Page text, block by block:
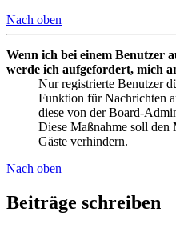
Nach oben
Wenn ich bei einem Benutzer
werde ich aufgefordert, mich
Nur registrierte Benutzer
Funktion für Nachrichten
diese von der Board-
Diese Maßnahme soll den
Gäste verhindern.
Nach oben
Beiträge schreiben